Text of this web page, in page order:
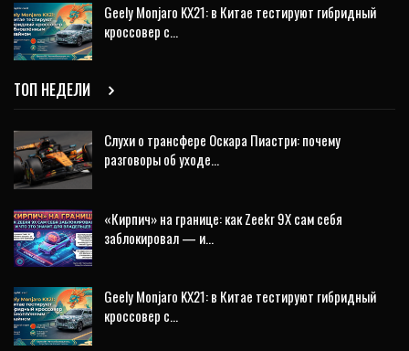
Geely Monjaro KX21: в Китае тестируют гибридный
кроссовер с…
ТОП НЕДЕЛИ
Слухи о трансфере Оскара Пиастри: почему
разговоры об уходе…
«Кирпич» на границе: как Zeekr 9X сам себя
заблокировал — и…
Geely Monjaro KX21: в Китае тестируют гибридный
кроссовер с…